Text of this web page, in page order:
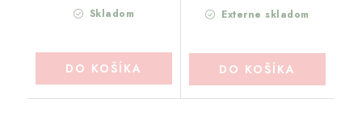
Skladom
DO KOŠÍKA
Externe skladom
DO KOŠÍKA